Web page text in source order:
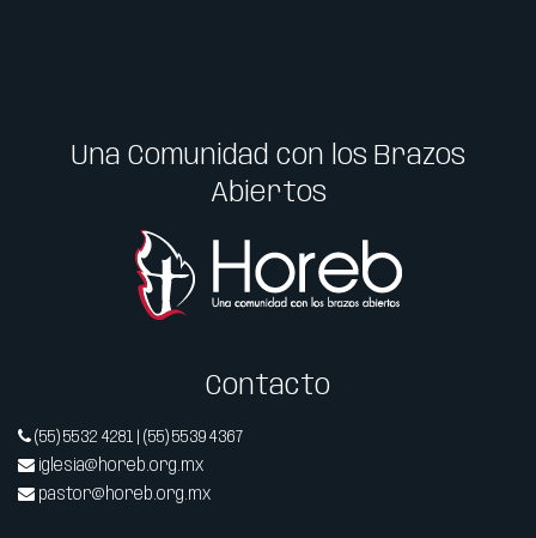
Una Comunidad con los Brazos
Abiertos
Contacto
(55) 5532 4281 | (55) 5539 4367
iglesia@horeb.org.mx
pastor@horeb.org.mx